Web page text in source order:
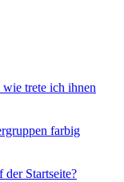
trete ich ihnen
farbig
der Startseite?